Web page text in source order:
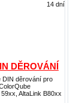
DĚROVÁNÍ
DIN děrování pro
AltaLink B80xx
14 dní